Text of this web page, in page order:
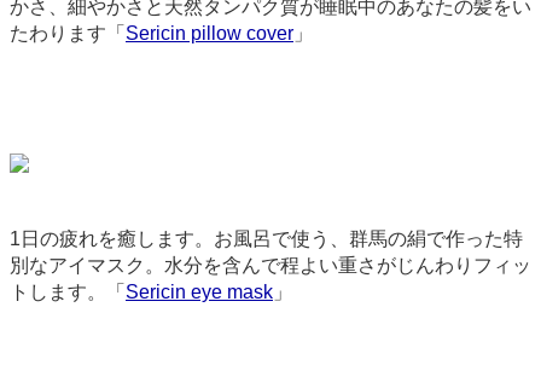
かさ、細やかさと天然タンパク質が睡眠中のあなたの髪をい
たわります「 Sericin pillow cover 」
1日の疲れを癒します。お風呂で使う、群馬の絹で作った特
別なアイマスク。水分を含んで程よい重さがじんわりフィッ
トします。「 Sericin eye mask 」